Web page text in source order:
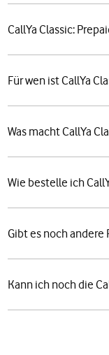
CallYa Classic:
Für wen ist CallYa
Was macht CallYa
Wie bestelle ich
Gibt es noch andere
Kann ich noch die